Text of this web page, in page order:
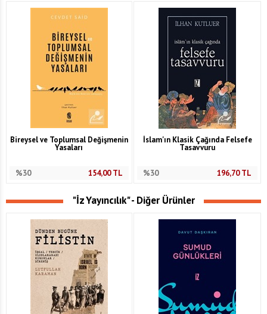
Bireysel ve Toplumsal Değişmenin
Yasaları
%30 154,00TL
İslam'ın Klasik Çağında Felsefe
Tasavvuru
%30 196,70TL
"İz Yayıncılık" - Diğer Ürünler